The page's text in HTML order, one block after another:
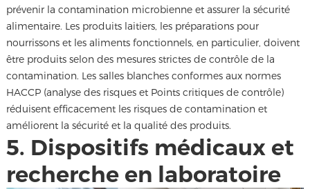
prévenir la contamination microbienne et assurer la sécurité
alimentaire. Les produits laitiers, les préparations pour
nourrissons et les aliments fonctionnels, en particulier, doivent
être produits selon des mesures strictes de contrôle de la
contamination. Les salles blanches conformes aux normes
HACCP (analyse des risques et Points critiques de contrôle)
réduisent efficacement les risques de contamination et
améliorent la sécurité et la qualité des produits.
5. Dispositifs médicaux et
recherche en laboratoire